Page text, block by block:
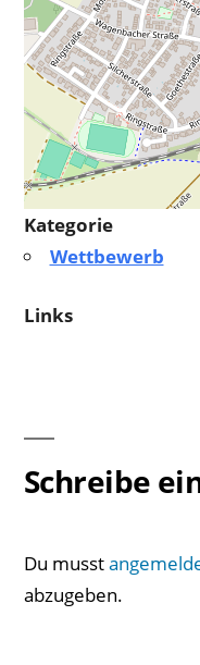
Kategorie
Wettbewerb
Links
Schreibe
Du musst
abzugeben.